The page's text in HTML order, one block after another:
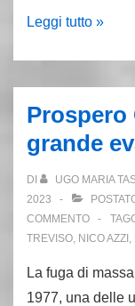
8.8.79.
Fabrizio
Pelli.
Dalle
Br
a
Prima
linea
Leggi tutto »
Prospero
grande
DI UGO MARIA
2023
COMMENTO
TREVISO, NICO AZZI ,
La fuga di
1977, una delle